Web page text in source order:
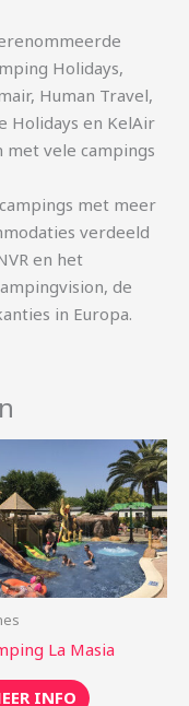
Holidays,
Human Travel,
Holidays en KelAir
vele campings
met meer
verdeeld
en het
de
in Europa.
La Masia
INFO